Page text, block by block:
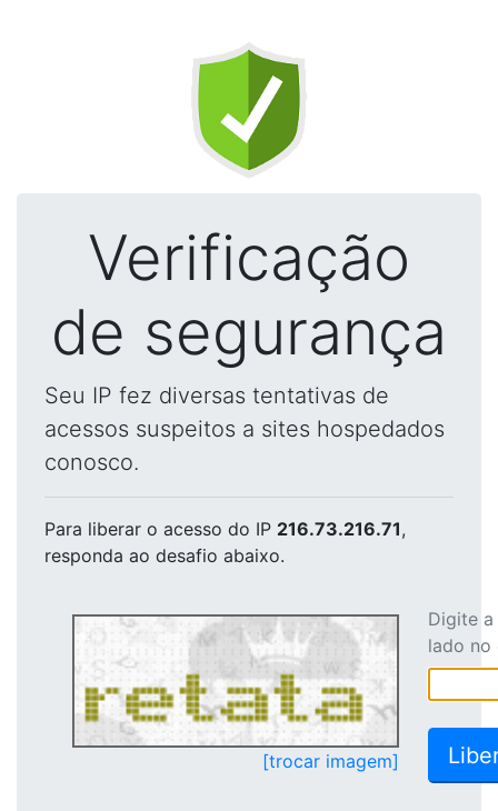
Verificação
de segurança
Seu IP fez diversas tentativas de
acessos suspeitos a sites hospedados
conosco.
Para liberar o acesso do IP 216.73.216.71,
responda ao desafio abaixo.
[trocar imagem]
Digite
lado no